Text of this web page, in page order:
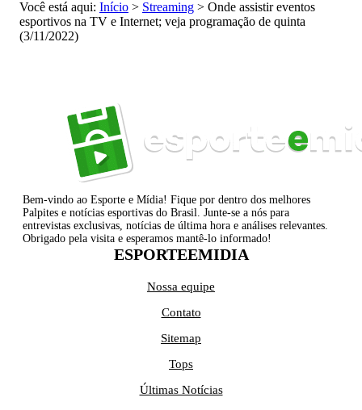
Você está aqui: Início > Streaming > Onde assistir eventos
esportivos na TV e Internet; veja programação de quinta
(3/11/2022)
Bem-vindo ao Esporte e Mídia! Fique por dentro dos melhores
Palpites e notícias esportivas do Brasil. Junte-se a nós para
entrevistas exclusivas, notícias de última hora e análises relevantes.
Obrigado pela visita e esperamos mantê-lo informado!
ESPORTEEMIDIA
Nossa equipe
Contato
Sitemap
Tops
Últimas Notícias